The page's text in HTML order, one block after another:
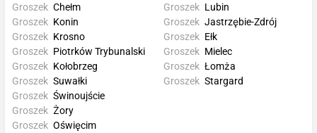
Groszek Chełm
Groszek Konin
Groszek Lubin
Groszek Jastrzębie-Zdrój
Groszek Krosno
Groszek Piotrków Trybunalski
Groszek Kołobrzeg
Groszek Suwałki
Groszek Ełk
Groszek Mielec
Groszek Łomża
Groszek Stargard
Groszek Świnoujście
Groszek Żory
Groszek Oświęcim